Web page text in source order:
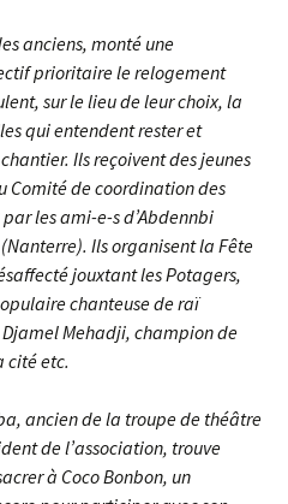
anciens, monté une
prioritaire le relogement
sur le lieu de leur choix, la
qui entendent rester et
Ils reçoivent des jeunes
Comité de coordination des
les ami-e-s d’Abdennbi
Ils organisent la Fête
jouxtant les Potagers,
chanteuse de raï
Mehadji, champion de
cité etc.
ancien de la troupe de théâtre
de l’association, trouve
à Coco Bonbon, un